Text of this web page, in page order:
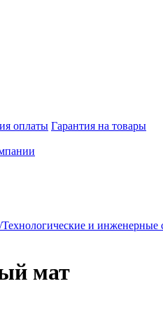
оплаты Гарантия на товары
и инженерные
мат